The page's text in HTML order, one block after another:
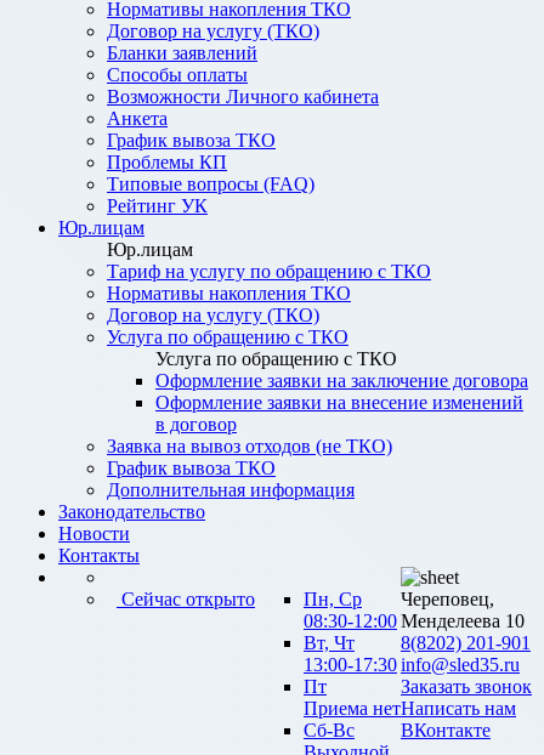
Нормативы накопления ТКО
Договор на услугу (ТКО)
Бланки заявлений
Способы оплаты
Возможности Личного кабинета
Анкета
График вывоза ТКО
Проблемы КП
Типовые вопросы (FAQ)
Рейтинг УК
Юр.лицам
Юр.лицам
Тариф на услугу по обращению с ТКО
Нормативы накопления ТКО
Договор на услугу (ТКО)
Услуга по обращению с ТКО
Услуга по обращению с ТКО
Оформление заявки на заключение договора
Оформление заявки на внесение изменений
в договор
Заявка на вывоз отходов (не ТКО)
График вывоза ТКО
Дополнительная информация
Законодательство
Новости
Контакты
Сейчас открыто
Пн, Ср
08:30-12:00
Вт, Чт
13:00-17:30
Пт
Приема нет
Сб-Вс
Череповец,
Менделеева 10
8(8202) 201-901
info@sled35.ru
Заказать звонок
Написать нам
ВКонтакте